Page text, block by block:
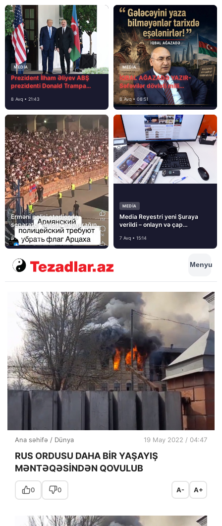
MEDİA
Prezident İlham Əliyev ABŞ
prezidenti Donald Trampa
8 Avq • 21:43
MEDİA
İQBAL AĞAZADƏ YAZIR-
Səfəvilər dövləti milli
dövlətdirmi?
8 Avq • 08:51
Erməni polisi stadionda
separatçı “Artsax”ın bayrağını
müsadirə etdi və…
8 Avq • 08:39
MEDİA
Media Reyestri yeni Şuraya
verildi – onlayn və çap
7 Avq • 15:14
Menyu
Ana səhifə / Dünya 19 May 2022 / 04:47
RUS ORDUSU DAHA BİR YAŞAYIŞ
MƏNTƏQƏSİNDƏN QOVULUB
0 0 A- A+